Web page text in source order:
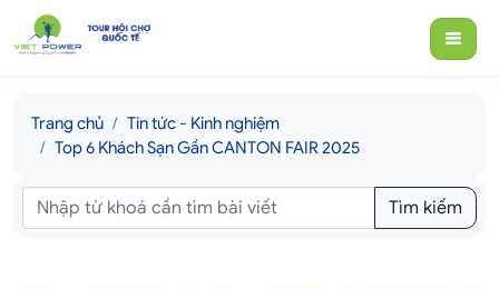
Trang chủ
Tin tức - Kinh nghiệm
Top 6 Khách Sạn Gần CANTON FAIR 2025
Tìm kiếm